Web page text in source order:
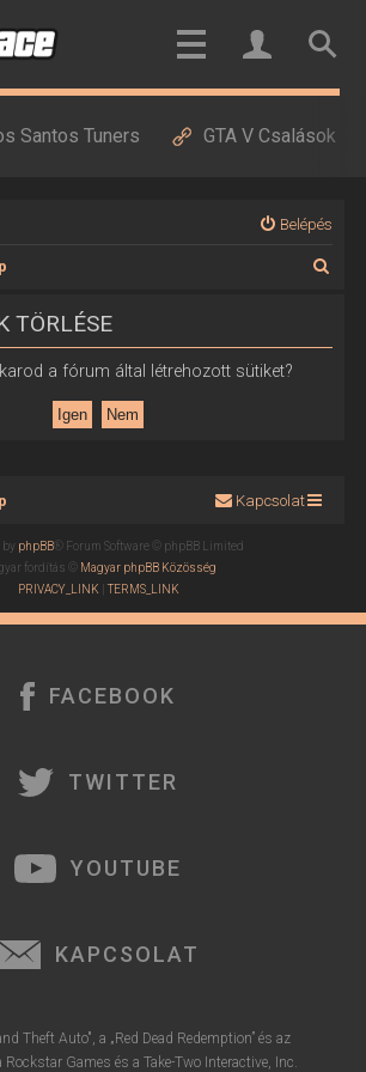
Santos Tuners GTA V Csalások
Belépés
TÖRLÉSE
a fórum által létrehozott sütiket?
Kapcsolat
by phpBB® Forum Software © phpBB Limited
fordítás © Magyar phpBB Közösség
PRIVACY_LINK |TERMS_LINK
FACEBOOK
TWITTER
YOUTUBE
KAPCSOLAT
Theft Auto", a „Red Dead Redemption” és az
Rockstar Games és a Take-Two Interactive, Inc.